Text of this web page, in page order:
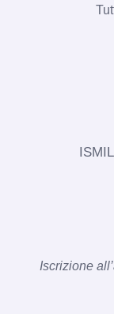
Iscrizione